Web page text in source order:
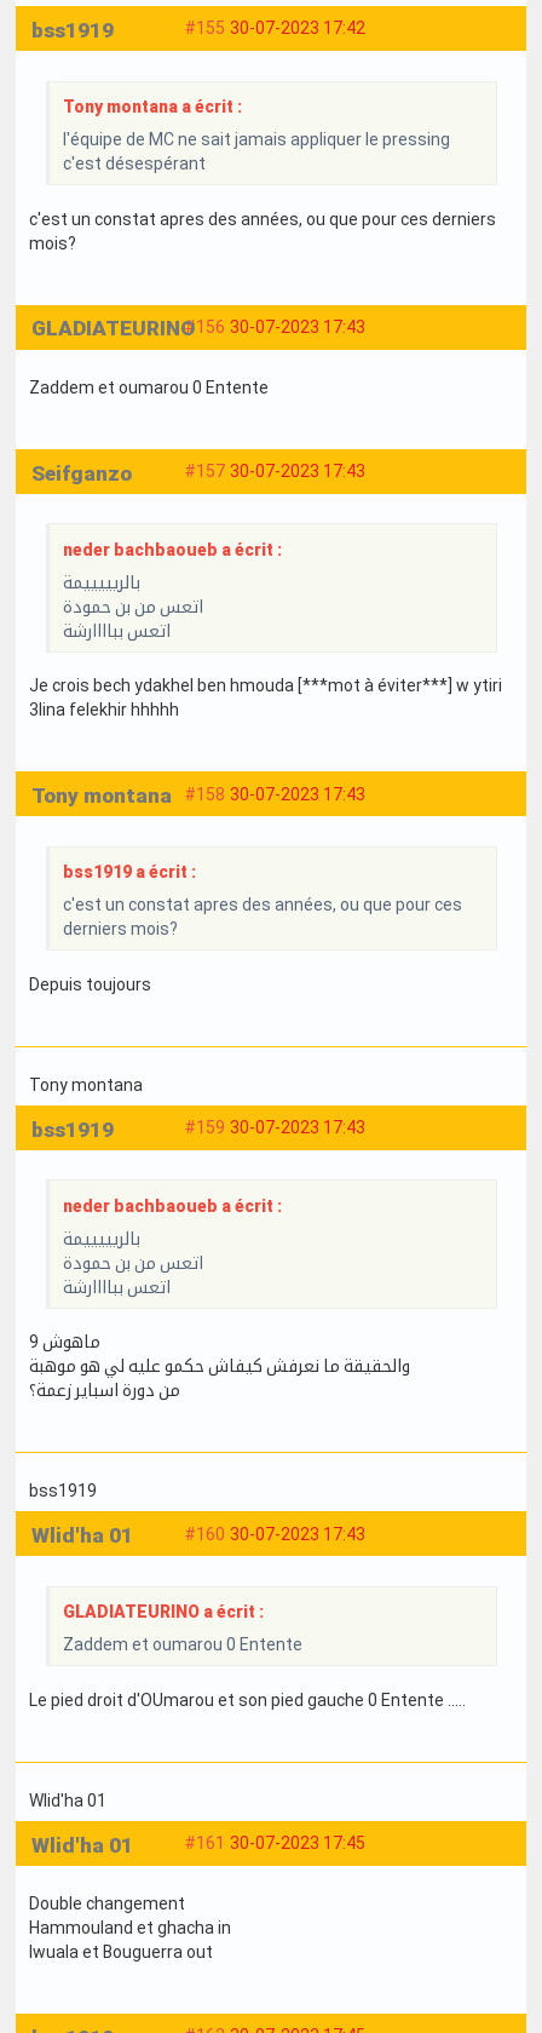
#155 30-07-2023 17:42
bss1919
Tony montana a écrit :
l'équipe de MC ne sait jamais appliquer le pressing
c'est désespérant
c'est un constat apres des années, ou que pour ces derniers
mois?
#156 30-07-2023 17:43
GLADIATEURINO
Zaddem et oumarou 0 Entente
#157 30-07-2023 17:43
Seifganzo
neder bachbaoueb a écrit :
بالريييييمة
اتعس من بن حمودة
اتعس بباااارشة
Je crois bech ydakhel ben hmouda [***mot à éviter***] w ytiri
3lina felekhir hhhhh
#158 30-07-2023 17:43
Tony montana
bss1919 a écrit :
c'est un constat apres des années, ou que pour ces
derniers mois?
Depuis toujours
Tony montana
#159 30-07-2023 17:43
bss1919
neder bachbaoueb a écrit :
بالريييييمة
اتعس من بن حمودة
اتعس بباااارشة
ماهوش 9
والحقيقة ما نعرفش كيفاش حكمو عليه لي هو موهبة
من دورة اسباير زعمة؟
bss1919
#160 30-07-2023 17:43
Wlid'ha 01
GLADIATEURINO a écrit :
Zaddem et oumarou 0 Entente
Le pied droit d'OUmarou et son pied gauche 0 Entente .....
Wlid'ha 01
#161 30-07-2023 17:45
Wlid'ha 01
Double changement
Hammouland et ghacha in
Iwuala et Bouguerra out